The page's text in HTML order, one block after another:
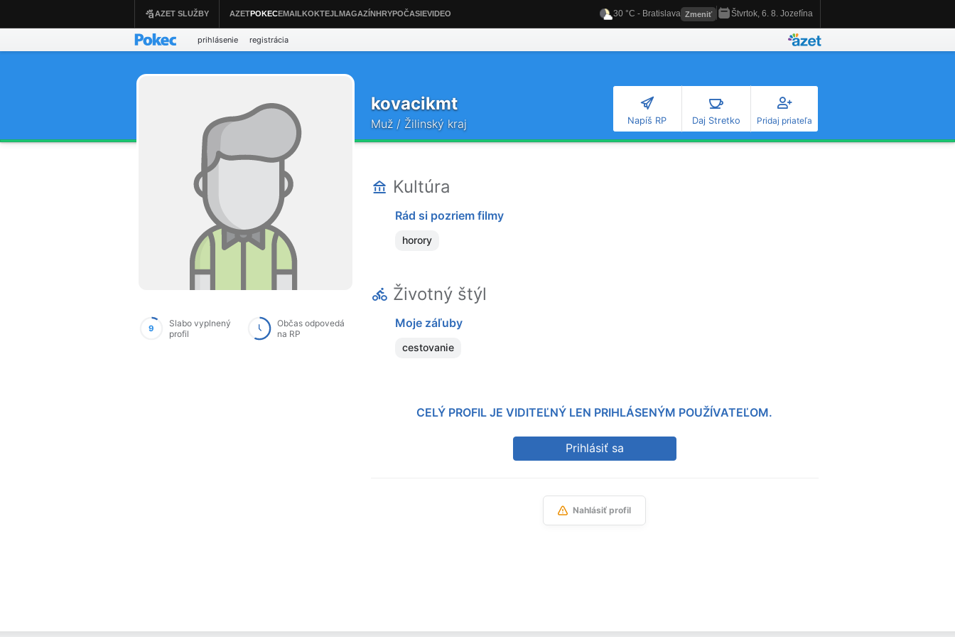
kovacikmt
Muž / Žilinský kraj Napíš RP Daj Stretko Pridaj priateľa
9
Slabo vyplnený
profil
Občas odpovedá
na RP
Kultúra
Rád si pozriem filmy
horory
Životný štýl
Moje záľuby
cestovanie
CELÝ PROFIL JE VIDITEĽNÝ LEN PRIHLÁSENÝM POUŽÍVATEĽOM.
Prihlásiť sa
Nahlásiť profil
prihlásenie registrácia